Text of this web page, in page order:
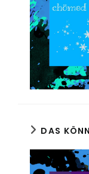
DAS